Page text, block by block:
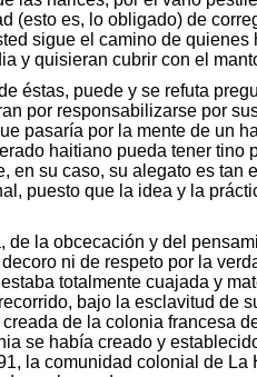
(esto es, lo obligado) de
sigue el camino de
y quisieran cubrir con el
éstas, puede y se refuta
por responsabilizarse por
pasaría por la mente de un
haitiano pueda tener
en su caso, su alegato es
puesto que la idea y la
de la obcecación y del
ni de respeto por la
totalmente cuajada y
bajo la esclavitud de
de la colonia francesa
se había creado y
la comunidad colonial de